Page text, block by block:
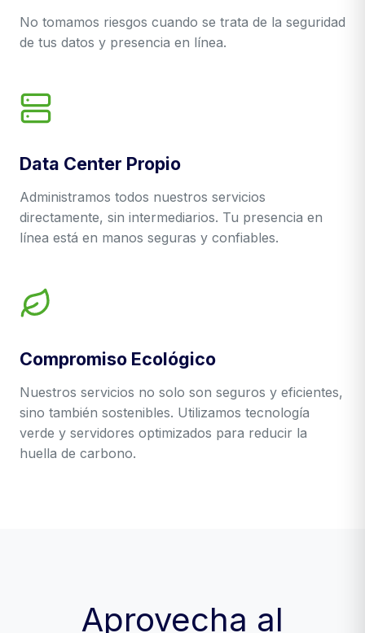
No tomamos riesgos cuando se trata de la seguridad
de tus datos y presencia en línea.
Data Center Propio
Administramos todos nuestros servicios
directamente, sin intermediarios. Tu presencia en
línea está en manos seguras y confiables.
Compromiso Ecológico
Nuestros servicios no solo son seguros y eficientes,
sino también sostenibles. Utilizamos tecnología
verde y servidores optimizados para reducir la
huella de carbono.
Aprovecha al